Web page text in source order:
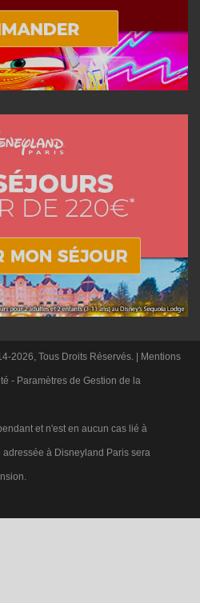
2026, Tous Droits Réservés. | Mentions
- Paramètres de Gestion de la
et n'est en aucun cas lié à
à Disneyland Paris sera